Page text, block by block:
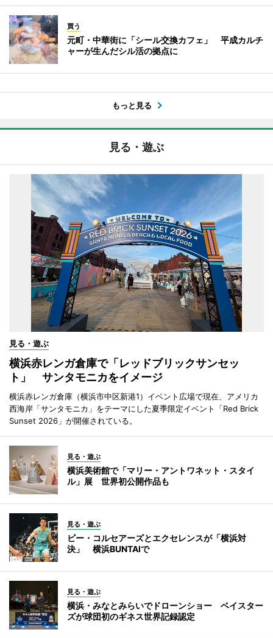
買う
元町・中華街に「シール交換カフェ」 平成カルチ
ャーが生んだシル活の拠点に
もっと見る
見る・遊ぶ
見る・遊ぶ
横浜赤レンガ倉庫で「レッドブリックサンセッ
ト」 サンタモニカをイメージ
横浜赤レンガ倉庫（横浜市中区新港1）イベント広場で現在、アメリカ
西海岸「サンタモニカ」をテーマにした夏季限定イベント「Red Brick
Sunset 2026」が開催されている。
見る・遊ぶ
横浜美術館で「マリー・アントワネット・スタイ
ル」展 世界初公開作品も
見る・遊ぶ
ビー・コルセアーズとエクセレンスが「横浜対
決」 横浜BUNTAIで
見る・遊ぶ
横浜・みなとみらいでドローンショー ベイスター
ズが球団初のギネス世界記録認定